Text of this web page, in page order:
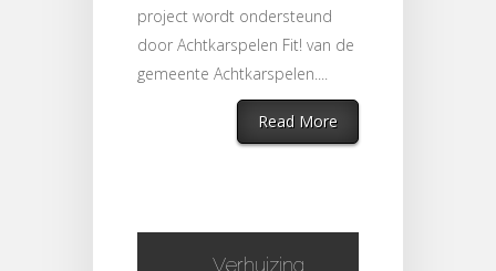
project wordt ondersteund
door Achtkarspelen Fit! van de
gemeente Achtkarspelen....
Read More
Verhuizing